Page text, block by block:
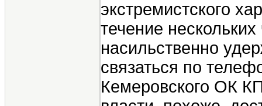
экстремистского
течение
насильственно
связаться по
Кемеровского ОК